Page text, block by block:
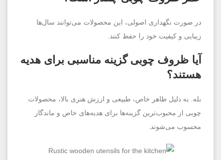
در صورت نگهداری اصولی، این محصولات می‌توانند سال‌ها
زیبایی و کیفیت خود را حفظ کنند.
آیا ظروف چوبی گزینه مناسبی برای هدیه
هستند؟
بله. به دلیل ظاهر خاص، طبیعی و ارزش هنری بالا، محصولات
چوبی از محبوب‌ترین گزینه‌ها برای هدیه‌های خاص و ماندگار
محسوب می‌شوند.